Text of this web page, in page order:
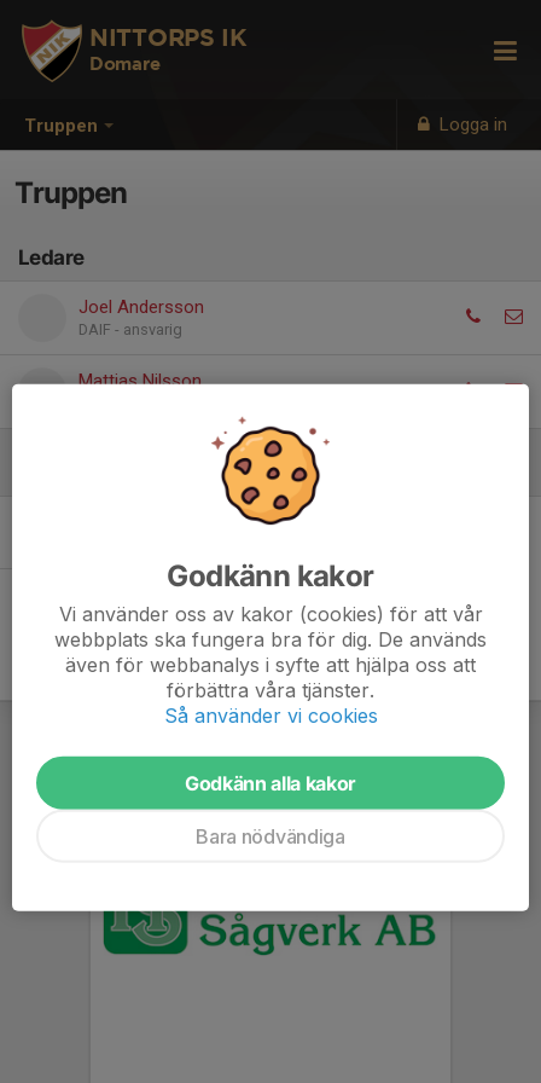
Truppen Logga in
NITTORPS IK
Domare
Truppen
Ledare
Joel Andersson
DAIF - ansvarig
Mattias Nilsson
Det finns inga spelare
Godkänn kakor
Vi använder oss av kakor (cookies) för att vår
webbplats ska fungera bra för dig. De används
även för webbanalys i syfte att hjälpa oss att
förbättra våra tjänster.
Så använder vi cookies
Godkänn alla kakor
Bara nödvändiga